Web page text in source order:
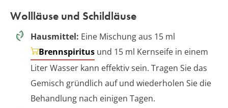
Wollläuse und Schildläuse
Hausmittel: Eine Mischung aus 15 ml
Brennspiritus und 15 ml Kernseife in einem
Liter Wasser kann effektiv sein. Tragen Sie das
Gemisch gründlich auf und wiederholen Sie die
Behandlung nach einigen Tagen.